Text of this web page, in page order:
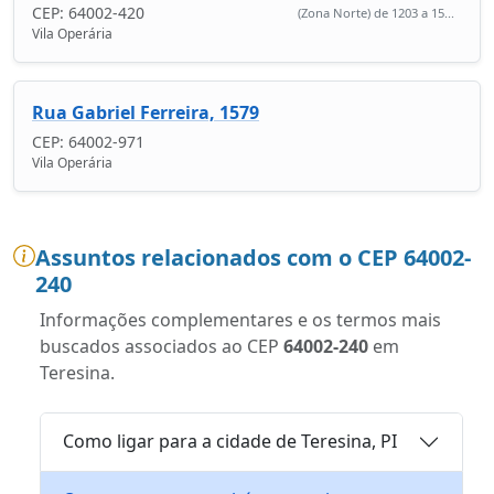
CEP: 64002-420 (Zona Norte) de 1203 a 15...
Vila Operária
Rua Gabriel Ferreira, 1579
CEP: 64002-971
Vila Operária
Assuntos relacionados com o CEP 64002-
240
Informações complementares e os termos mais
buscados associados ao CEP 64002-240 em
Teresina.
Como ligar para a cidade de Teresina, PI